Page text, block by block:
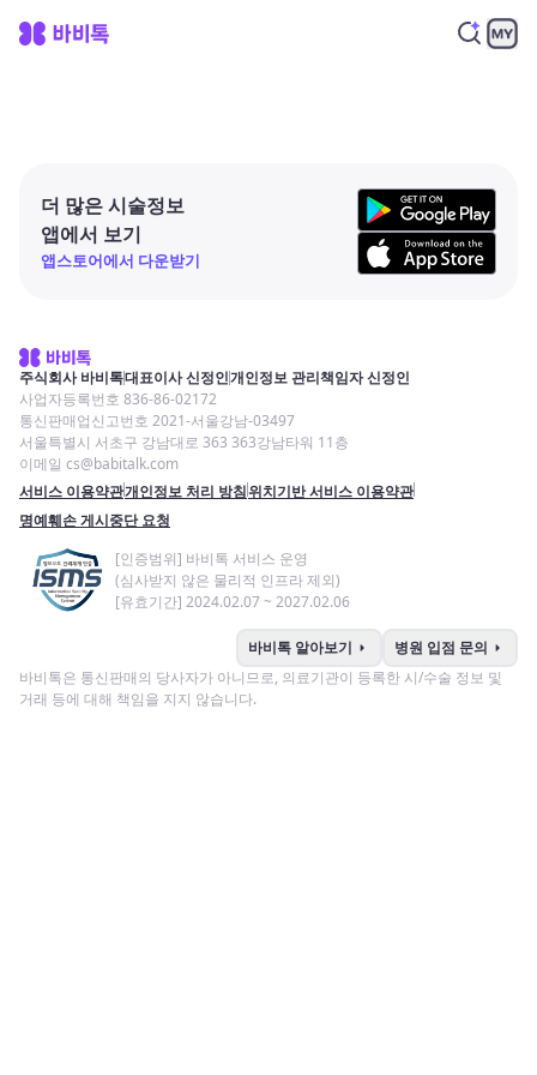
더 많은 시술정보
앱에서 보기
앱스토어에서 다운받기
주식회사 바비톡대표이사 신정인개인정보 관리책임자 신정인
사업자등록번호 836-86-02172
통신판매업신고번호 2021-서울강남-03497
서울특별시 서초구 강남대로 363 363강남타워 11층
이메일 cs@babitalk.com
서비스 이용약관개인정보 처리 방침위치기반 서비스 이용약관
명예훼손 게시중단 요청
[인증범위] 바비톡 서비스 운영
(심사받지 않은 물리적 인프라 제외)
[유효기간] 2024.02.07 ~ 2027.02.06
바비톡 알아보기 arrow_right 병원 입점 문의 arrow_right
바비톡은 통신판매의 당사자가 아니므로, 의료기관이 등록한 시/수술 정보 및
거래 등에 대해 책임을 지지 않습니다.